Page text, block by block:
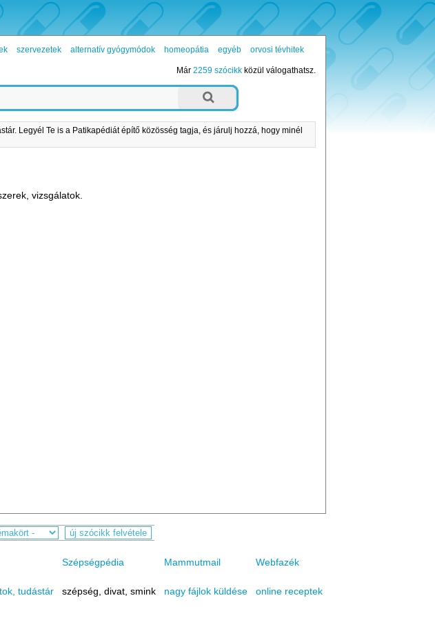
szervezetek alternatív gyógymódok homeopátia egyéb
orvosi tévhitek
Már 2259 szócikkközül válogathatsz.
Legyél Te is a Patikapédiát építő közösség tagja, és járulj hozzá, hogy minél
vizsgálatok.
Szépségpédia Mammutmail Webfazék
tudástár szépség, divat, smink nagy fájlok küldése online receptek